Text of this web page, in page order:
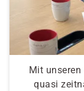
Mit
quasi